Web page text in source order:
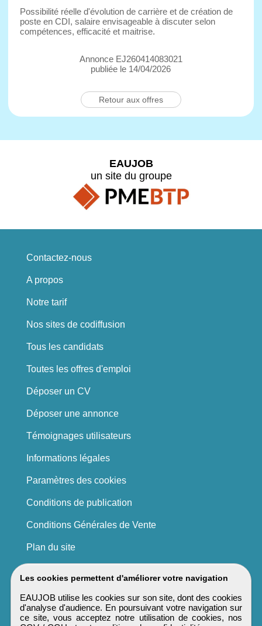
Possibilité réelle d'évolution de carrière et de création de
poste en CDI, salaire envisageable à discuter selon
compétences, efficacité et maitrise.
Annonce EJ260414083021
publiée le 14/04/2026
Retour aux offres
Les cookies permettent d'améliorer votre navigation
EAUJOB utilise les cookies sur son site, dont des cookies
d'analyse d'audience. En poursuivant votre navigation sur
ce site, vous acceptez notre utilisation de cookies, nos
EAUJOB
un site du groupe
Contactez-nous
A propos
Notre tarif
Nos sites de codiffusion
Tous les candidats
Toutes les offres d'emploi
Déposer un CV
Déposer une annonce
Témoignages utilisateurs
Informations légales
Paramètres des cookies
Conditions de publication
Conditions Générales de Vente
Plan du site